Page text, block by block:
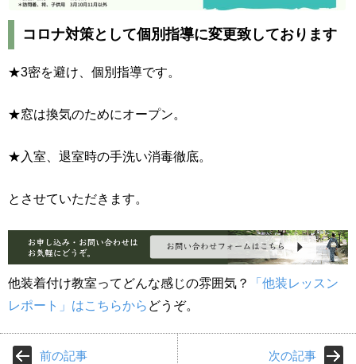
コロナ対策として個別指導に変更致しております
★3密を避け、個別指導です。
★窓は換気のためにオープン。
★入室、退室時の手洗い消毒徹底。
とさせていただきます。
他装着付け教室ってどんな感じの雰囲気？
「他装レッスン
レポート」はこちらから どうぞ。
前の記事 次の記事